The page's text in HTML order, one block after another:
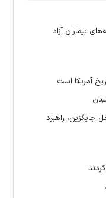
بیماران آزاد
آمریکا است
جایگزین، راهبرد